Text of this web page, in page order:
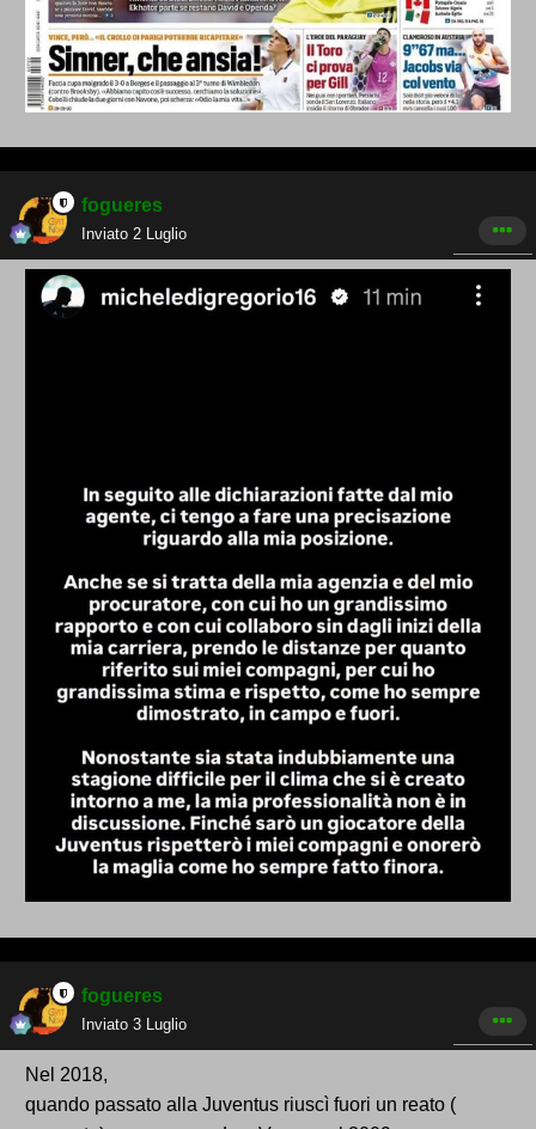
fogueres
Inviato 2 Luglio
fogueres
Inviato 3 Luglio
Nel 2018,
quando passato alla Juventus riuscì fuori un reato (